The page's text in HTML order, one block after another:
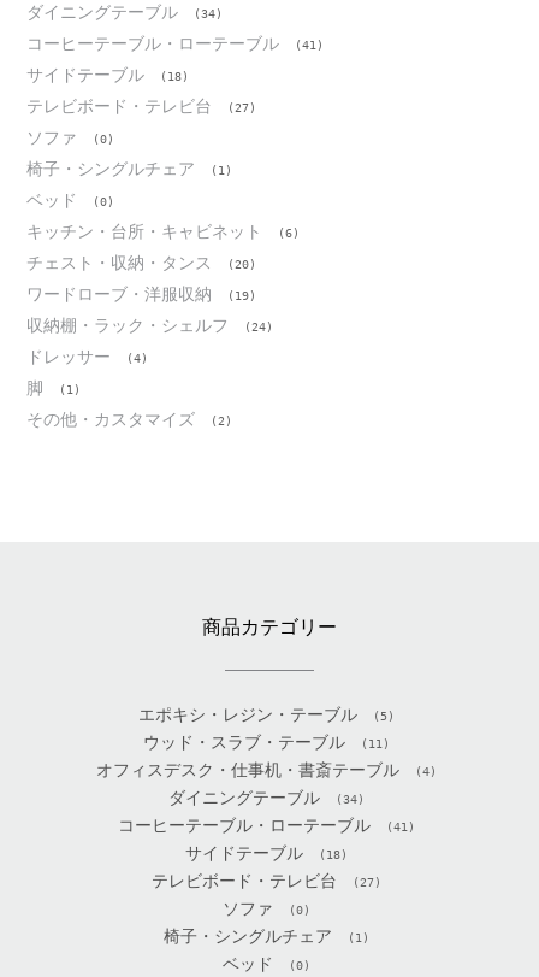
ダイニングテーブル (34)
コーヒーテーブル・ローテーブル (41)
サイドテーブル (18)
テレビボード・テレビ台 (27)
ソファ (0)
椅子・シングルチェア (1)
ベッド (0)
キッチン・台所・キャビネット (6)
チェスト・収納・タンス (20)
ワードローブ・洋服収納 (19)
収納棚・ラック・シェルフ (24)
ドレッサー (4)
脚 (1)
その他・カスタマイズ (2)
商品カテゴリー
エポキシ・レジン・テーブル (5)
ウッド・スラブ・テーブル (11)
オフィスデスク・仕事机・書斎テーブル (4)
ダイニングテーブル (34)
コーヒーテーブル・ローテーブル (41)
サイドテーブル (18)
テレビボード・テレビ台 (27)
ソファ (0)
椅子・シングルチェア (1)
ベッド (0)